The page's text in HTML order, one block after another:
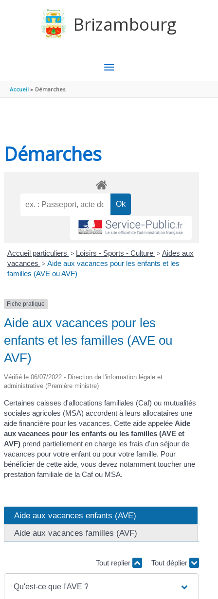
Brizambourg
MENU
Accueil Démarches
Démarches
Accueil particuliers > Loisirs - Sports - Culture > Aides aux
vacances > Aide aux vacances pour les enfants et les
familles (AVE ou AVF)
Fiche pratique
Aide aux vacances pour les
enfants et les familles (AVE ou
AVF)
Vérifié le 06/07/2022 - Direction de l'information légale et
administrative (Première ministre)
Certaines caisses d'allocations familiales (Caf) ou mutualités
sociales agricoles (MSA) accordent à leurs allocataires une
aide financière pour les vacances. Cette aide appelée Aide
aux vacances pour les enfants ou les familles (AVE et
AVF) prend partiellement en charge les frais d'un séjour de
vacances pour votre enfant ou pour votre famille. Pour
bénéficier de cette aide, vous devez notamment toucher une
prestation familiale de la Caf ou MSA.
Aide aux vacances enfants (AVE)
Aide aux vacances familles (AVF)
Tout replier Tout déplier
Qu'est-ce que l'AVE ?